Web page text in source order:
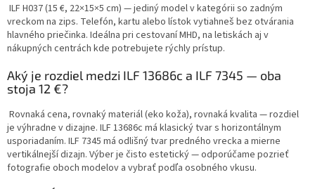
ILF H037 (15 €, 22×15×5 cm) — jediný model v kategórii so zadným
vreckom na zips. Telefón, kartu alebo lístok vytiahneš bez otvárania
hlavného priečinka. Ideálna pri cestovaní MHD, na letiskách aj v
nákupných centrách kde potrebujete rýchly prístup.
Aký je rozdiel medzi ILF 13686c a ILF 7345 — oba
stoja 12 €?
Rovnaká cena, rovnaký materiál (eko koža), rovnaká kvalita — rozdiel
je výhradne v dizajne. ILF 13686c má klasický tvar s horizontálnym
usporiadaním. ILF 7345 má odlišný tvar predného vrecka a mierne
vertikálnejší dizajn. Výber je čisto estetický — odporúčame pozrieť
fotografie oboch modelov a vybrať podľa osobného vkusu.